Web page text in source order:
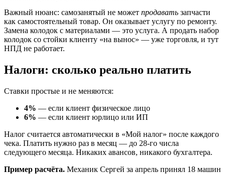
Важный нюанс: самозанятый не может продавать запчасти
как самостоятельный товар. Он оказывает услугу по ремонту.
Замена колодок с материалами — это услуга. А продать набор
колодок со стойки клиенту «на вынос» — уже торговля, и тут
НПД не работает.
Налоги: сколько реально платить
Ставки простые и не меняются:
4% — если клиент физическое лицо
6% — если клиент юрлицо или ИП
Налог считается автоматически в «Мой налог» после каждого
чека. Платить нужно раз в месяц — до 28-го числа
следующего месяца. Никаких авансов, никакого бухгалтера.
Пример расчёта. Механик Сергей за апрель принял 18 машин